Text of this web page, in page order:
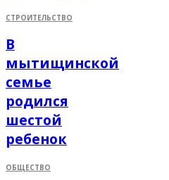
СТРОИТЕЛЬСТВО
В
мытищинской
семье
родился
шестой
ребенок
ОБЩЕСТВО